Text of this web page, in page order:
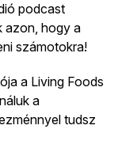
podcast
azon, hogy a
számotokra!
a Living Foods
a
tudsz